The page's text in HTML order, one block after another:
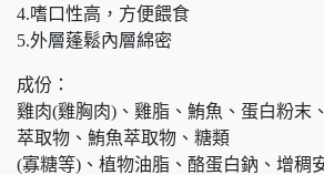
4.嗜口性高，方便餵食
5.外層蓬鬆內層綿密
成份：
雞肉(雞胸肉)、雞脂、鮪魚、蛋白粉末
萃取物、鮪魚萃取物、糖類
(寡糖等)、植物油脂、酪蛋白鈉、增稠